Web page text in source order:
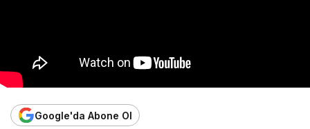
Google'da Abone Ol